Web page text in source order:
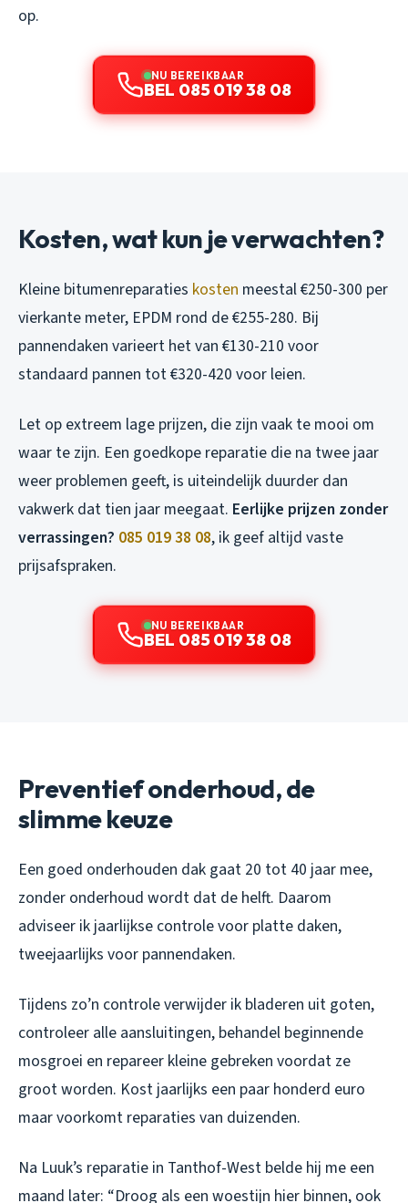
op.
NU BEREIKBAAR
BEL 085 019 38 08
Kosten, wat kun je verwachten?
Kleine bitumenreparaties kosten meestal €250-300 per
vierkante meter, EPDM rond de €255-280. Bij
pannendaken varieert het van €130-210 voor
standaard pannen tot €320-420 voor leien.
Let op extreem lage prijzen, die zijn vaak te mooi om
waar te zijn. Een goedkope reparatie die na twee jaar
weer problemen geeft, is uiteindelijk duurder dan
vakwerk dat tien jaar meegaat. Eerlijke prijzen zonder
verrassingen? 085 019 38 08, ik geef altijd vaste
prijsafspraken.
NU BEREIKBAAR
BEL 085 019 38 08
Preventief onderhoud, de
slimme keuze
Een goed onderhouden dak gaat 20 tot 40 jaar mee,
zonder onderhoud wordt dat de helft. Daarom
adviseer ik jaarlijkse controle voor platte daken,
tweejaarlijks voor pannendaken.
Tijdens zo’n controle verwijder ik bladeren uit goten,
controleer alle aansluitingen, behandel beginnende
mosgroei en repareer kleine gebreken voordat ze
groot worden. Kost jaarlijks een paar honderd euro
maar voorkomt reparaties van duizenden.
Na Luuk’s reparatie in Tanthof-West belde hij me een
maand later: “Droog als een woestijn hier binnen, ook